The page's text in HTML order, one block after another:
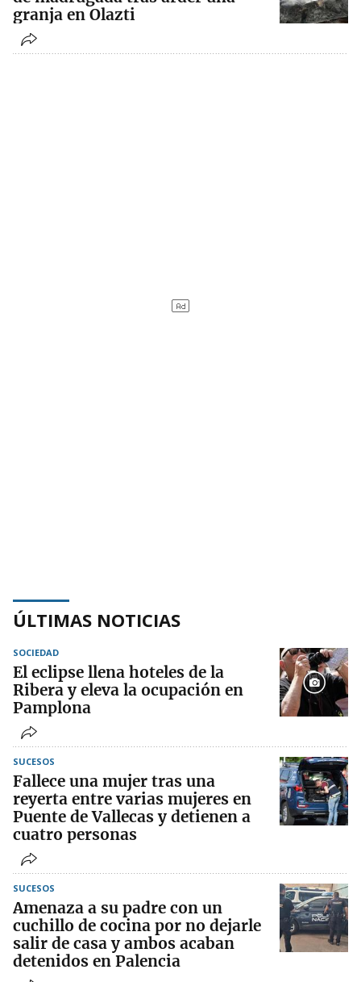
granja en Olazti
ÚLTIMAS NOTICIAS
SOCIEDAD
El eclipse llena hoteles de la
Ribera y eleva la ocupación en
Pamplona
SUCESOS
Fallece una mujer tras una
reyerta entre varias mujeres en
Puente de Vallecas y detienen a
cuatro personas
SUCESOS
Amenaza a su padre con un
cuchillo de cocina por no dejarle
salir de casa y ambos acaban
detenidos en Palencia